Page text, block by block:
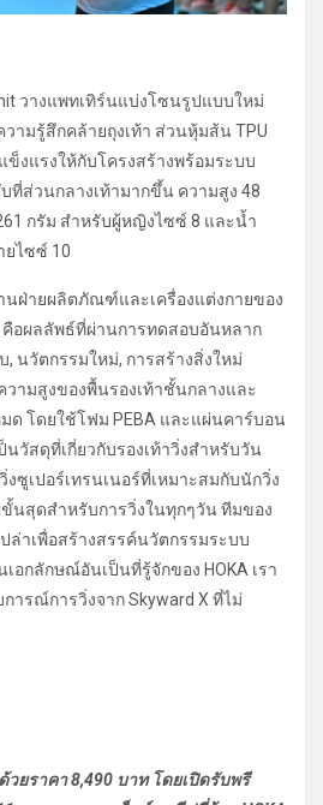
วางแพทเทิร์นแบ่งโซนรูปแบบใหม่
ามรู้สึกคล้ายถุงเท้า ส่วนหุ้มส้น TPU
ข็งแรงให้กับโครงสร้างพร้อมระบบ
ที่ส่วนกลางเท้ามากขึ้น ความสูง 48
กรัม สำหรับผู้หญิงไซซ์ 8 และน้ำ
ยไซซ์ 10
นฝ่ายผลิตภัณฑ์และเครื่องแต่งกายของ
คือผลลัพธ์ที่ผ่านการทดสอบอันหลาก
นวัตกรรมใหม่, การสร้างสิ่งใหม่
วามสูงของพื้นรองเท้าชั้นกลางและ
ด โดยใช้โฟม PEBA และแผ่นคาร์บอน
นวัสดุที่เกี่ยวกับรองเท้าวิ่งสำหรับวัน
งซูเปอร์เทรนเนอร์ที่เหมาะสมกับนักวิ่ง
นสุดสำหรับการวิ่งในทุกๆวัน ทีมของ
ล่าเพื่อสร้างสรรค์นวัตกรรมระบบ
อกลักษณ์อันเป็นที่รู้จักของ HOKA เรา
ารณ์การวิ่งจาก Skyward X ที่ไม่
วยราคา 8,490 บาท โดยเปิดรับพรี